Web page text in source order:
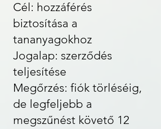
Cél: hozzáférés
biztosítása a
tananyagokhoz
Jogalap: szerződés
teljesítése
Megőrzés: fiók törléséig,
de legfeljebb a
megszűnést követő 12